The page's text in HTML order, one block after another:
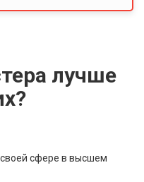
лучше
сфере в высшем